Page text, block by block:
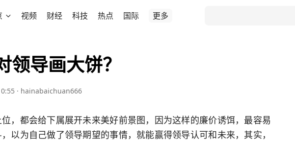
视频 财经 科技 热点 国际 更多
领导画大饼？
· hainabaichuan666
，都会给下属展开未来美好前景图，因为这样的廉价诱饵，最容易
以为自己做了领导期望的事情，就能赢得领导认可和未来，其实，